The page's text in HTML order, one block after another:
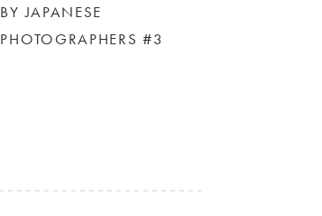
BY JAPANESE
PHOTOGRAPHERS #3